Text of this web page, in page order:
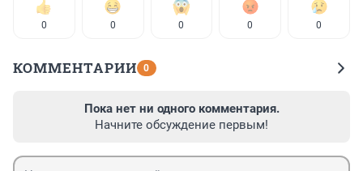
0 0 0 0 0
КОММЕНТАРИИ 0
Пока нет ни одного комментария.
Начните обсуждение первым!